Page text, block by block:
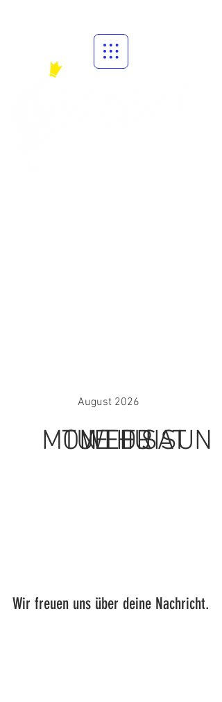
August 2026
MON
TUE
WED
THU
FRISAT
SUN
Wir freuen uns über deine Nachricht.